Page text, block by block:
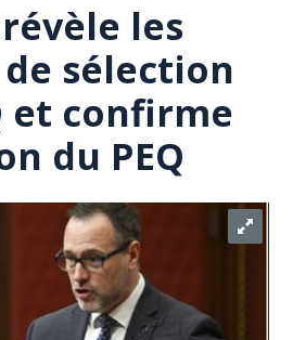
les
sélection
et confirme
du PEQ